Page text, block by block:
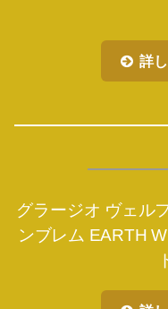
詳
グラージオ ヴェル
ンブレム EARTH